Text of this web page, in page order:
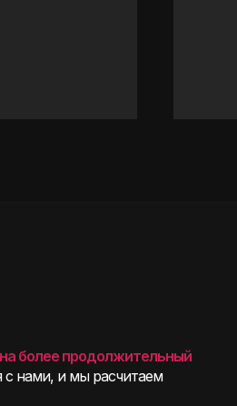
на более продолжительный
с нами, и мы расчитаем